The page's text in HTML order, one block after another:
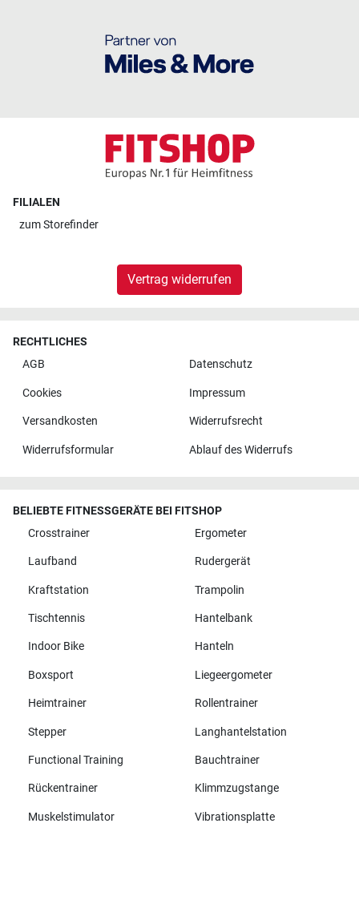
FILIALEN
zumStorefinder
Vertrag widerrufen
RECHTLICHES
AGB
Datenschutz
Cookies Impressum
Versandkosten Widerrufsrecht
Widerrufsformular Ablauf des Widerrufs
BELIEBTE FITNESSGERÄTE BEI FITSHOP
Crosstrainer
Ergometer
Laufband Rudergerät
Kraftstation Trampolin
Tischtennis Hantelbank
Indoor Bike Hanteln
Boxsport Liegeergometer
Heimtrainer Rollentrainer
Stepper Langhantelstation
Functional Training Bauchtrainer
Rückentrainer Klimmzugstange
Muskelstimulator Vibrationsplatte